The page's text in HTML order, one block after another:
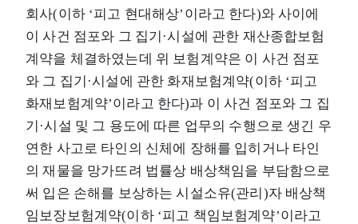
회사(이하 ‘피고 현대해상’이라고 한다)와 사이에
이 사건 점포와 그 집기·시설에 관한 재산종합보험
계약을 체결하였는데 위 보험계약은 이 사건 점포
와 그 집기·시설에 관한 화재보험계약(이하 ‘피고
화재보험계약’이라고 한다)과 이 사건 점포와 그 집
기·시설 및 그 용도에 따른 업무의 수행으로 생긴 우
연한 사고로 타인의 신체에 장해를 입히거나 타인
의 재물을 망가뜨려 법률상 배상책임을 부담함으로
써 입은 손해를 보상하는 시설소유(관리)자 배상책
임보장보험계약(이하 ‘피고 책임보험계약’이라고